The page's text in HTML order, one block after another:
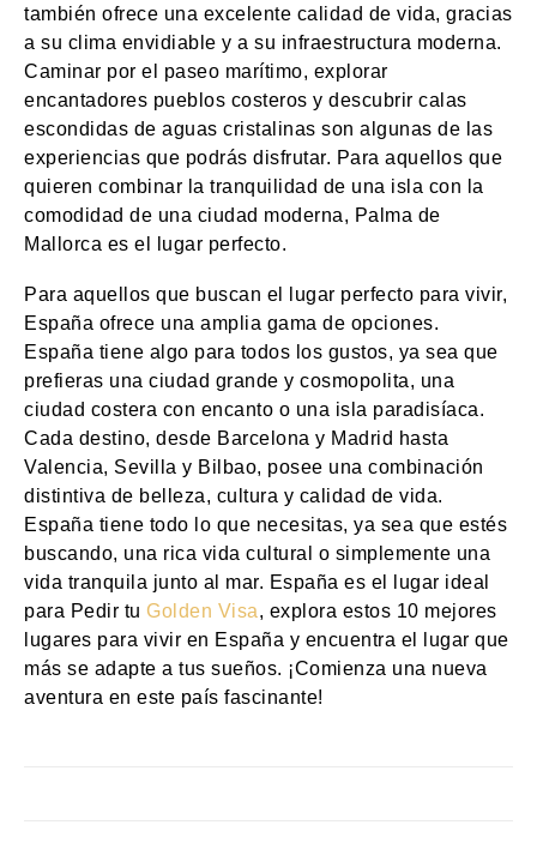
también ofrece una excelente calidad de vida, gracias
a su clima envidiable y a su infraestructura moderna.
Caminar por el paseo marítimo, explorar
encantadores pueblos costeros y descubrir calas
escondidas de aguas cristalinas son algunas de las
experiencias que podrás disfrutar. Para aquellos que
quieren combinar la tranquilidad de una isla con la
comodidad de una ciudad moderna, Palma de
Mallorca es el lugar perfecto.
Para aquellos que buscan el lugar perfecto para vivir,
España ofrece una amplia gama de opciones.
España tiene algo para todos los gustos, ya sea que
prefieras una ciudad grande y cosmopolita, una
ciudad costera con encanto o una isla paradisíaca.
Cada destino, desde Barcelona y Madrid hasta
Valencia, Sevilla y Bilbao, posee una combinación
distintiva de belleza, cultura y calidad de vida.
España tiene todo lo que necesitas, ya sea que estés
buscando, una rica vida cultural o simplemente una
vida tranquila junto al mar. España es el lugar ideal
para Pedir tu Golden Visa, explora estos 10 mejores
lugares para vivir en España y encuentra el lugar que
más se adapte a tus sueños. ¡Comienza una nueva
aventura en este país fascinante!